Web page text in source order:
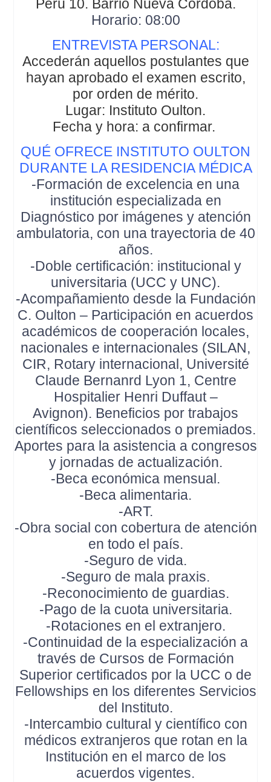
Perú 10. Barrio Nueva Córdoba.
Horario: 08:00
ENTREVISTA PERSONAL:
Accederán aquellos postulantes que
hayan aprobado el examen escrito,
por orden de mérito.
Lugar: Instituto Oulton.
Fecha y hora: a confirmar.
QUÉ OFRECE INSTITUTO OULTON
DURANTE LA RESIDENCIA MÉDICA
-Formación de excelencia en una
institución especializada en
Diagnóstico por imágenes y atención
ambulatoria, con una trayectoria de 40
años.
-Doble certificación: institucional y
universitaria (UCC y UNC).
-Acompañamiento desde la Fundación
C. Oulton – Participación en acuerdos
académicos de cooperación locales,
nacionales e internacionales (SILAN,
CIR, Rotary internacional, Université
Claude Bernanrd Lyon 1, Centre
Hospitalier Henri Duffaut –
Avignon). Beneficios por trabajos
científicos seleccionados o premiados.
Aportes para la asistencia a congresos
y jornadas de actualización.
-Beca económica mensual.
-Beca alimentaria.
-ART.
-Obra social con cobertura de atención
en todo el país.
-Seguro de vida.
-Seguro de mala praxis.
-Reconocimiento de guardias.
-Pago de la cuota universitaria.
-Rotaciones en el extranjero.
-Continuidad de la especialización a
través de Cursos de Formación
Superior certificados por la UCC o de
Fellowships en los diferentes Servicios
del Instituto.
-Intercambio cultural y científico con
médicos extranjeros que rotan en la
Institución en el marco de los
acuerdos vigentes.